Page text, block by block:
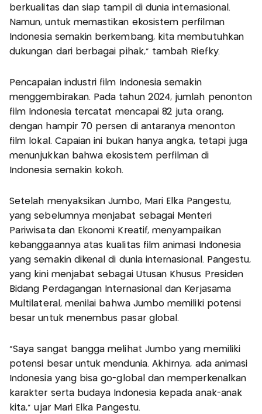
berkualitas dan siap tampil di dunia internasional.
Namun, untuk memastikan ekosistem perfilman
Indonesia semakin berkembang, kita membutuhkan
dukungan dari berbagai pihak," tambah Riefky.
Pencapaian industri film Indonesia semakin
menggembirakan. Pada tahun 2024, jumlah penonton
film Indonesia tercatat mencapai 82 juta orang,
dengan hampir 70 persen di antaranya menonton
film lokal. Capaian ini bukan hanya angka, tetapi juga
menunjukkan bahwa ekosistem perfilman di
Indonesia semakin kokoh.
Setelah menyaksikan Jumbo, Mari Elka Pangestu,
yang sebelumnya menjabat sebagai Menteri
Pariwisata dan Ekonomi Kreatif, menyampaikan
kebanggaannya atas kualitas film animasi Indonesia
yang semakin dikenal di dunia internasional. Pangestu,
yang kini menjabat sebagai Utusan Khusus Presiden
Bidang Perdagangan Internasional dan Kerjasama
Multilateral, menilai bahwa Jumbo memiliki potensi
besar untuk menembus pasar global.
"Saya sangat bangga melihat Jumbo yang memiliki
potensi besar untuk mendunia. Akhirnya, ada animasi
Indonesia yang bisa go-global dan memperkenalkan
karakter serta budaya Indonesia kepada anak-anak
kita," ujar Mari Elka Pangestu.